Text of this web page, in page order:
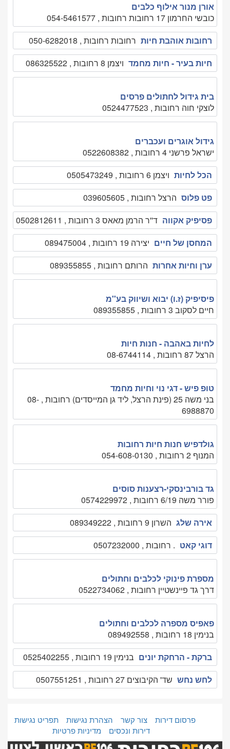
אורן מנור אילוף כלבים
כובשי החרמון 17 רחובות רחובות , 054-5461577
רחובות אוהבת חיות רחובות רחובות , 050-6282018
חיות בעיר - חיות מחמד ויצמן 8 רחובות , 086325522
בית גידול לחתולים פרסים
לוצקי חוה רחובות , 0524477523
גידול אוגרים ועכברים
ישראל פרשני 4 רחובות , 0522608382
הכל לחיות ויצמן 6 רחובות , 0505473249
פט פלוס הרצל רחובות , 039605605
פסיפיק אקווה ד''ר הרמן מאאס 3 רחובות , 0502812611
המחסן של חיים יצירה 19 רחובות , 089475004
ערן וחיות אחרות הרותם רחובות , 089355855
פיסיפיק (ז.ו) יבוא ושיווק בע''מ
חיים לסקוב 3 רחובות , 089355855
לחיות באהבה - חנות חיות
הרצל 87 רחובות , 08-6744114
טופ פיש - דגי נוי וחיות מחמד
בני משה 25 (פינת הרצל, ליד גן המייסדים) רחובות , 08-
6988870
גולדפיש חנות חיות רחובות
המנוף 2 רחובות , 054-608-0130
גד בורבינסקי-רצענות סוסים
פורר משה 6/19 רחובות , 0574229972
אירה שלג השרון 9 רחובות , 089349222
דוגי קאט . רחובות , 0507232000
מספרת פינוקי לכלבים וחתולים
דרך גד פיינשטיין רחובות , 0522734062
פאפיס מספרה לכלבים וחתולים
בנימין 18 רחובות , 089492558
ברקת - הרחקת יונים בנימין 19 רחובות , 0525402255
לחש נחש שד' הקיבוצים 27 רחובות , 0507551251
פרסום דירות צור קשר הצהרת נגישות
תפריט נגישות
דירות ונכסים
מדיניות פרטיות